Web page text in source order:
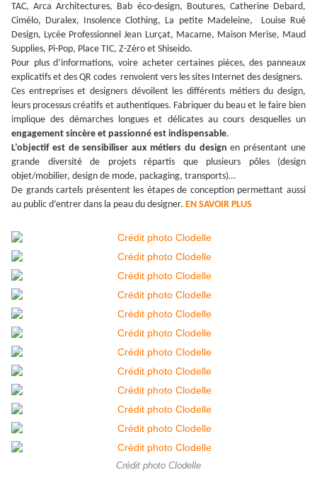
TAC, Arca Architectures, Bab éco-design, Boutures, Catherine Debard,
Cimélo, Duralex, Insolence Clothing, La petite Madeleine, Louise Rué
Design, Lycée Professionnel Jean Lurçat, Macame, Maison Merise, Maud
Supplies, Pi-Pop, Place TIC, Z-Zéro et Shiseido.
Pour plus d’informations, voire acheter certaines pièces, des panneaux
explicatifs et des QR codes renvoient vers les sites Internet des designers.
Ces entreprises et designers dévoilent les différents métiers du design,
leurs processus créatifs et authentiques. Fabriquer du beau et le faire bien
implique des démarches longues et délicates au cours desquelles un
engagement sincère et passionné est indispensable.
L’objectif est de sensibiliser aux métiers du designen présentant une
grande diversité de projets répartis que plusieurs pôles (design
objet/mobilier, design de mode, packaging, transports)…
De grands cartels présentent les étapes de conception permettant aussi
au public d’entrer dans la peau du designer. EN SAVOIR PLUS
Crédit photo Clodelle